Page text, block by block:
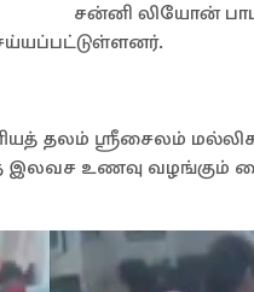
சன்னி லியோன்
தலம் ஸ்ரீசைலம்
உணவு வழங்கும்